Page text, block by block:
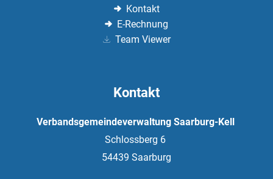
Kontakt
E-Rechnung
Team Viewer
Kontakt
Verbandsgemeindeverwaltung Saarburg-Kell
Schlossberg 6
54439 Saarburg